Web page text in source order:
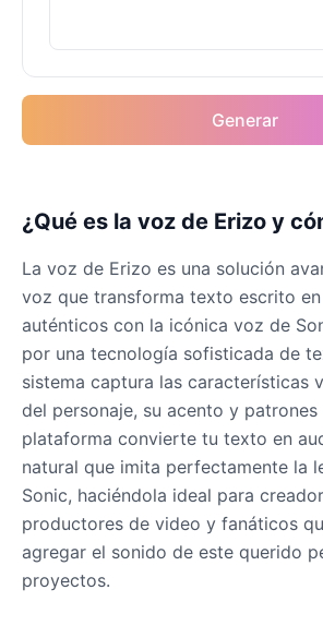
Generar
¿Qué es la voz de Erizo y
La voz de Erizo es una solución
voz que transforma texto escrito
auténticos con la icónica voz de
por una tecnología sofisticada de
sistema captura las características
del personaje, su acento y patrones
plataforma convierte tu texto en
natural que imita perfectamente la
Sonic, haciéndola ideal para
productores de video y fanáticos
agregar el sonido de este querido
proyectos.